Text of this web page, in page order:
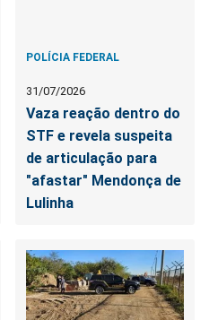
POLÍCIA FEDERAL
31/07/2026
Vaza reação dentro do
STF e revela suspeita
de articulação para
"afastar" Mendonça de
Lulinha